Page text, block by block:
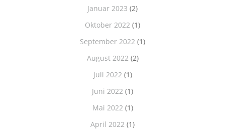
Januar 2023 (2)
Oktober 2022 (1)
September 2022 (1)
August 2022 (2)
Juli 2022 (1)
Juni 2022 (1)
Mai 2022 (1)
April 2022 (1)